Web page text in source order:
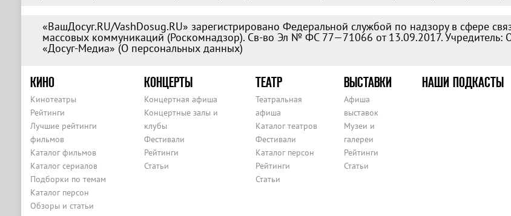
«ВашДосуг.RU/VashDosug.RU» зарегистрировано Федеральной службой по надзору в сфере
массовых коммуникаций (Роскомнадзор). Св-во Эл № ФС 77—71066 от 13.09.2017.
«Досуг-Медиа» (О персональных данных)
КИНО
Кинотеатры
Рейтинги
Лучшие рейтинги
фильмов
Каталог фильмов
Каталог сериалов
Подборки по темам
Каталог персон
Обзоры и статьи
КОНЦЕРТЫ
Концертная афиша
Концертные залы и
клубы
Фестивали
Рейтинги
Статьи
ТЕАТР
Театральная
афиша
Каталог театров
Фестивали
Каталог персон
Рейтинги
Статьи
ВЫСТАВКИ
Афиша
выставок
Музеи и
галереи
Рейтинги
Статьи
НАШИ ПОДКАСТЫ